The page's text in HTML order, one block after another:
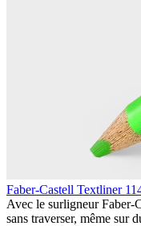
Faber-Castell Textliner
Avec le surligneur Faber-
sans traverser, même sur